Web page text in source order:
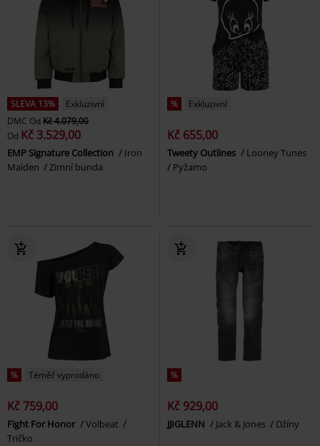
SLEVA 13%
Exkluzivní
DMC Od Kč 4.079,00
Od Kč 3.529,00
EMP Signature Collection
Iron
Maiden
Zimní bunda
% Exkluzivní
Kč 655,00
Tweety Outlines
Looney Tunes
Pyžamo
% Téměř vyprodáno
Kč 759,00
Fight For Honor
Volbeat
Tričko
%
Kč 929,00
JJIGLENN Jack & Jones Džíny